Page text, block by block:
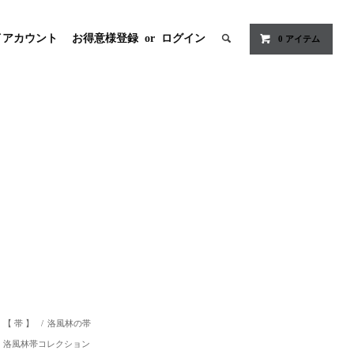
カウント お得意様登録 or ログイン 0 アイテム
【 帯 】 / 洛風林の帯
洛風林帯コレクション